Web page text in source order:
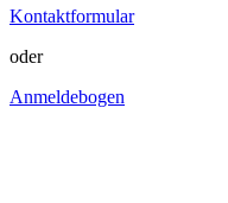
Kontaktformular
oder
Anmeldebogen